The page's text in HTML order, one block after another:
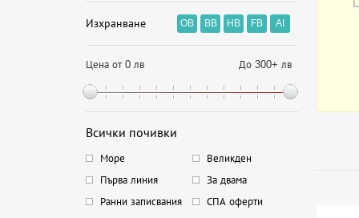
Изхранване OB BB HB FB AI
Цена от 0 лв До 300+ лв
Всички почивки
Море
Великден
Първа линия
За двама
Ранни записвания
СПА оферти